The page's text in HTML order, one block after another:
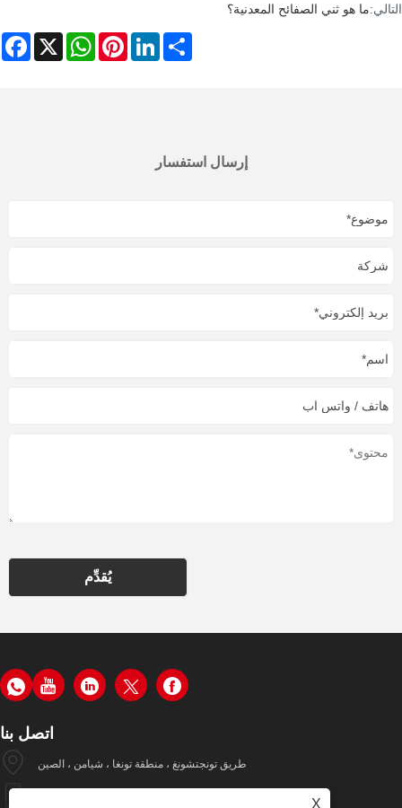
التالي:ما هو ثني الصفائح المعدنية؟
X
WhatsAppPinterestLinkedInShare
إرسال استفسار
يُقدِّم
اتصل بنا
طريق تونجتشونغ ، منطقة تونغا ، شيامن ، الصين
X